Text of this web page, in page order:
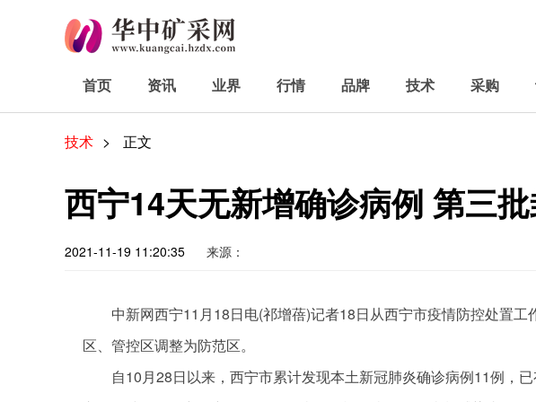
首页 资讯 业界 行情 品牌 技术 采购
技术 > 正文
西宁14天无新增确诊病例 第三
2021-11-19 11:20:35 来源：
中新网西宁11月18日电(祁增蓓)记者18日从西宁市疫情防控处置工
区、管控区调整为防范区。
自10月28日以来，西宁市累计发现本土新冠肺炎确诊病例11例，